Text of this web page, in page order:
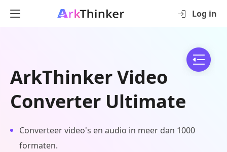
Log in
ArkThinker Video
Converter Ultimate
Converteer video's en audio in meer dan 1000
formaten.